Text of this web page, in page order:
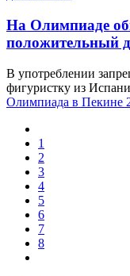
На Олимпиаде
положительный
В употреблении
фигуристку из
Олимпиада в Пекине
1
2
3
4
5
6
7
8